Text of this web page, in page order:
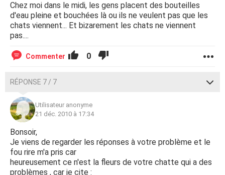
Chez moi dans le midi, les gens placent des bouteilles
d'eau pleine et bouchées là ou ils ne veulent pas que les
chats viennent... Et bizarement les chats ne viennent
pas....
Commenter 0
RÉPONSE 7 / 7
Utilisateur anonyme
21 déc. 2010 à 17:34
Bonsoir,
Je viens de regarder les réponses à votre problème et le
fou rire m'a pris car
heureusement ce n'est la fleurs de votre chatte qui a des
problèmes , car je cite :